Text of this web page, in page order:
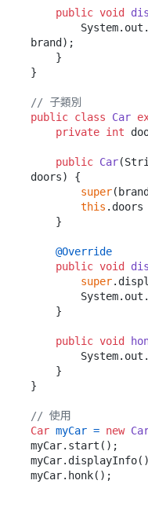
public void
brand);
}
// 子類別
public class Car
private int
public Car
doors)
{
super
this
@Override
public void
super
public void
}
// 使用
Car myCar = new